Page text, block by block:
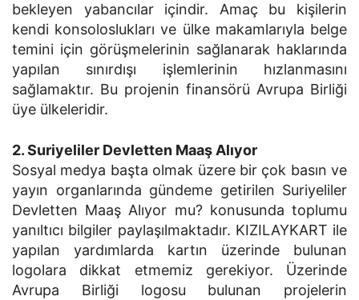
bekleyen yabancılar içindir. Amaç bu kişilerin
kendi konsoloslukları ve ülke makamlarıyla belge
temini için görüşmelerinin sağlanarak haklarında
yapılan sınırdışı işlemlerinin hızlanmasını
sağlamaktır. Bu projenin finansörü Avrupa Birliği
üye ülkeleridir.
2. Suriyeliler Devletten Maaş Alıyor
Sosyal medya başta olmak üzere bir çok basın ve
yayın organlarında gündeme getirilen Suriyeliler
Devletten Maaş Alıyor mu? konusunda toplumu
yanıltıcı bilgiler paylaşılmaktadır. KIZILAYKART ile
yapılan yardımlarda kartın üzerinde bulunan
logolara dikkat etmemiz gerekiyor. Üzerinde
Avrupa Birliği logosu bulunan projelerin